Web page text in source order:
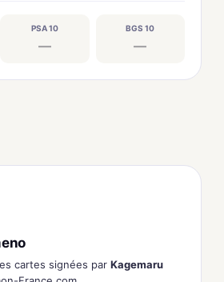
PSA 10
—
BGS 10
—
cartes signées par Kagemaru